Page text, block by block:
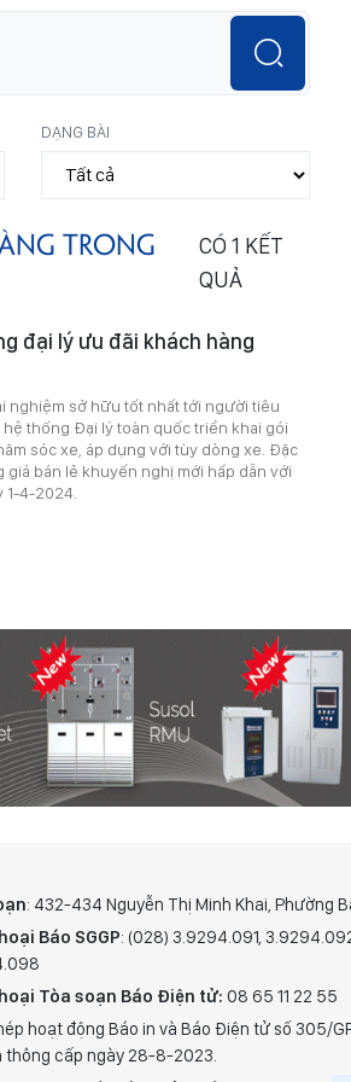
DẠNG BÀI
TRONG
CÓ 1 KẾT
QUẢ
đại lý ưu đãi khách hàng
nghiệm sở hữu tốt nhất tới người tiêu
thống Đại lý toàn quốc triển khai gói
sóc xe, áp dụng với tùy dòng xe. Đặc
bán lẻ khuyến nghị mới hấp dẫn với
4-2024.
: 432-434 Nguyễn Thị Minh Khai, Phường
Báo SGGP: (028) 3.9294.091,
Tòa soạn Báo Điện tử: 08 65 11 22 55
hoạt động Báo in và Báo Điện tử số 305/
thông cấp ngày 28-8-2023.